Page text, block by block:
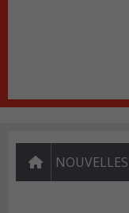
NOUVELLES